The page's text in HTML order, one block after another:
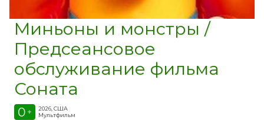
Миньоны и монстры /
Предсеансовое
обслуживание фильма
Соната
0 +
2026, США
Мультфильм